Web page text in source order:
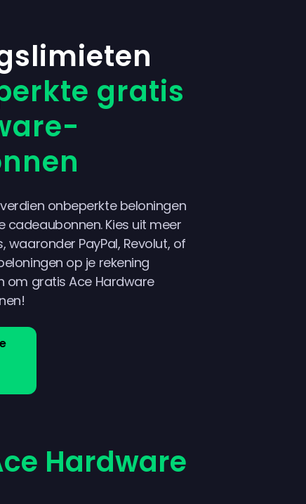
gratis
onbeperkte beloningen
Kies uit meer
PayPal, Revolut, of
op je rekening
om gratis Ace Hardware
Hardware